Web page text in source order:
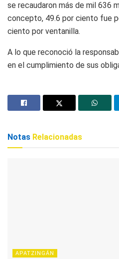
se recaudaron más de mil 636
concepto, 49.6 por ciento fue
ciento por ventanilla.
A lo que reconoció la
en el cumplimiento de sus
Notas Relacionadas
APATZINGÁN